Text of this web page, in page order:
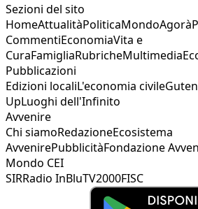
Sezioni del sito
HomeAttualitàPoliticaMondoAgorà
CommentiEconomiaVita e
CuraFamigliaRubricheMultimedia
Pubblicazioni
Edizioni localiL'economia civile
UpLuoghi dell'Infinito
Avvenire
Chi siamoRedazioneEcosistema
AvvenirePubblicitàFondazione
Mondo CEI
SIRRadio InBluTV2000FISC